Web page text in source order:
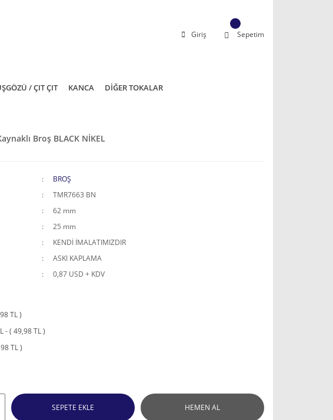
Giriş Sepetim
/ ÇIT ÇIT KANCA DİĞER TOKALAR
Broş BLACK NİKEL
BROŞ
TMR7663 BN
62 mm
25 mm
KENDİ İMALATIMIZDIR
ASKI KAPLAMA
0,87 USD + KDV
TL )
- ( 49,98 TL )
TL )
SEPETE EKLE HEMEN AL